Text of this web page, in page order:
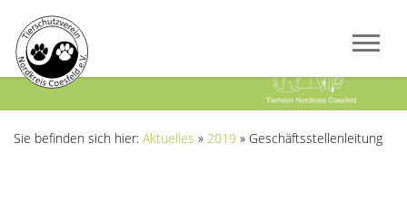
Sie befinden sich hier: Aktuelles » 2019 » Geschäftsstellenleitung